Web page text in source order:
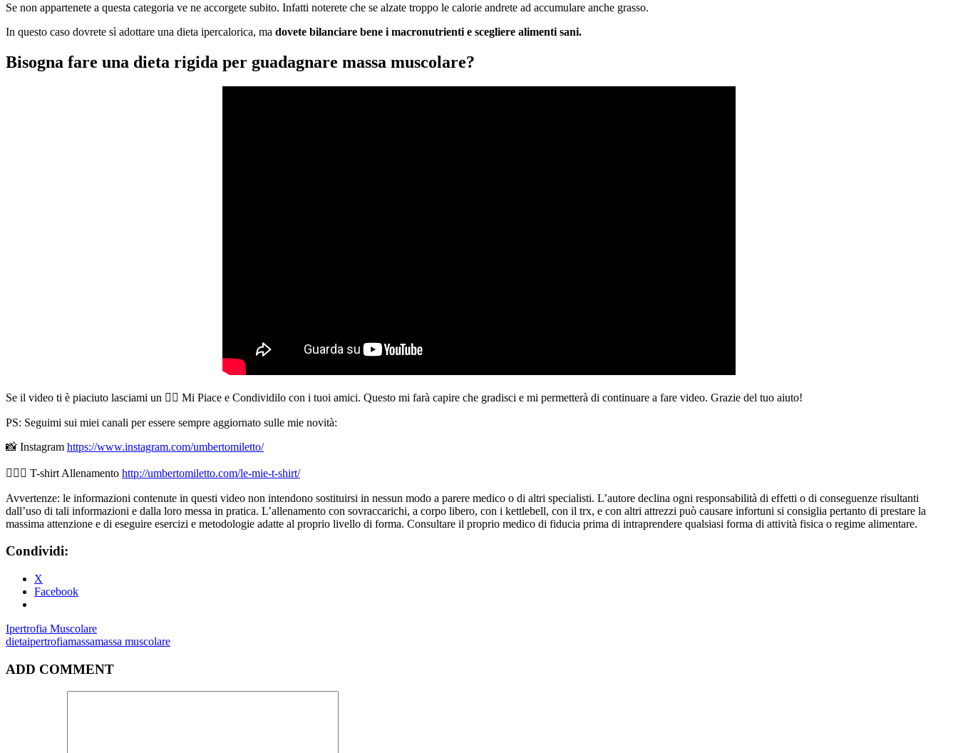
Se non appartenete a questa categoria ve ne accorgete subito. Infatti noterete che se alzate troppo le calorie andrete ad accumulare anche grasso.
In questo caso dovrete sì adottare una dieta ipercalorica, ma dovete bilanciare bene i macronutrienti e scegliere alimenti sani.
Bisogna fare una dieta rigida per guadagnare massa muscolare?
Se il video ti è piaciuto lasciami un 👍🏻 Mi Piace e Condividilo con i tuoi amici. Questo mi farà capire che gradisci e mi permetterà di continuare a fare video. Grazie del tuo aiuto!
PS: Seguimi sui miei canali per essere sempre aggiornato sulle mie novità:
📸 Instagram https://www.instagram.com/umbertomiletto/
🏋🏻‍♂️ T-shirt Allenamento http://umbertomiletto.com/le-mie-t-shirt/
Avvertenze: le informazioni contenute in questi video non intendono sostituirsi in nessun modo a parere medico o di altri specialisti. L’autore declina ogni responsabilità di effetti o di conseguenze risultanti
dall’uso di tali informazioni e dalla loro messa in pratica. L’allenamento con sovraccarichi, a corpo libero, con i kettlebell, con il trx, e con altri attrezzi può causare infortuni si consiglia pertanto di prestare la
massima attenzione e di eseguire esercizi e metodologie adatte al proprio livello di forma. Consultare il proprio medico di fiducia prima di intraprendere qualsiasi forma di attività fisica o regime alimentare.
Condividi:
X
Facebook
Ipertrofia Muscolare
dietaipertrofiamassamassa muscolare
ADD COMMENT